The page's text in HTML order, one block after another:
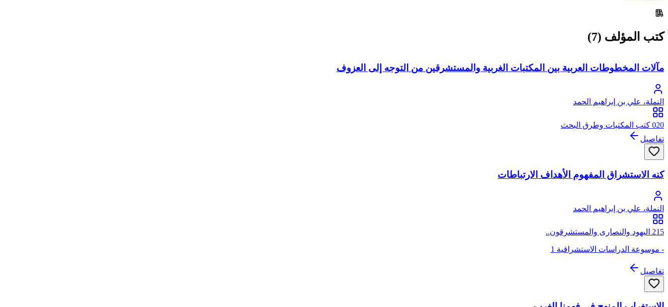
كتب المؤلف (7)
مآلات المخطوطات العربية بين المكتبات الغربية والمستشرقين من التوجه إلى العزوف
النملة، علي بن إبراهيم الحمد
020 كتب المكتبات وطرق البحث
تفاصيل
كنه الاستشراق المفهوم الأهداف الارتباطات
النملة، علي بن إبراهيم الحمد
215 اليهود والنصارى والمستشرقون..
- موسوعة الدراسات الاستشراقية 1
تفاصيل